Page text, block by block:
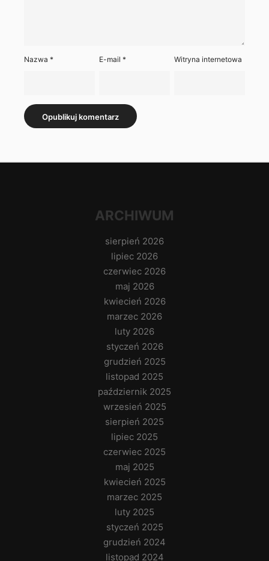
Nazwa * E-mail* Witryna internetowa
ARCHIWUM
sierpień 2026
lipiec 2026
czerwiec 2026
maj 2026
kwiecień 2026
marzec 2026
luty 2026
styczeń 2026
grudzień 2025
listopad 2025
październik 2025
wrzesień 2025
sierpień 2025
lipiec 2025
czerwiec 2025
maj 2025
kwiecień 2025
marzec 2025
luty 2025
styczeń 2025
grudzień 2024
listopad 2024